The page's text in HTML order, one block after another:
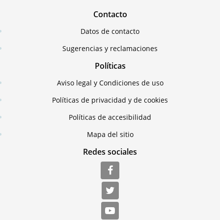
Contacto
Datos de contacto
Sugerencias y reclamaciones
Políticas
Aviso legal y Condiciones de uso
Políticas de privacidad y de cookies
Políticas de accesibilidad
Mapa del sitio
Redes sociales